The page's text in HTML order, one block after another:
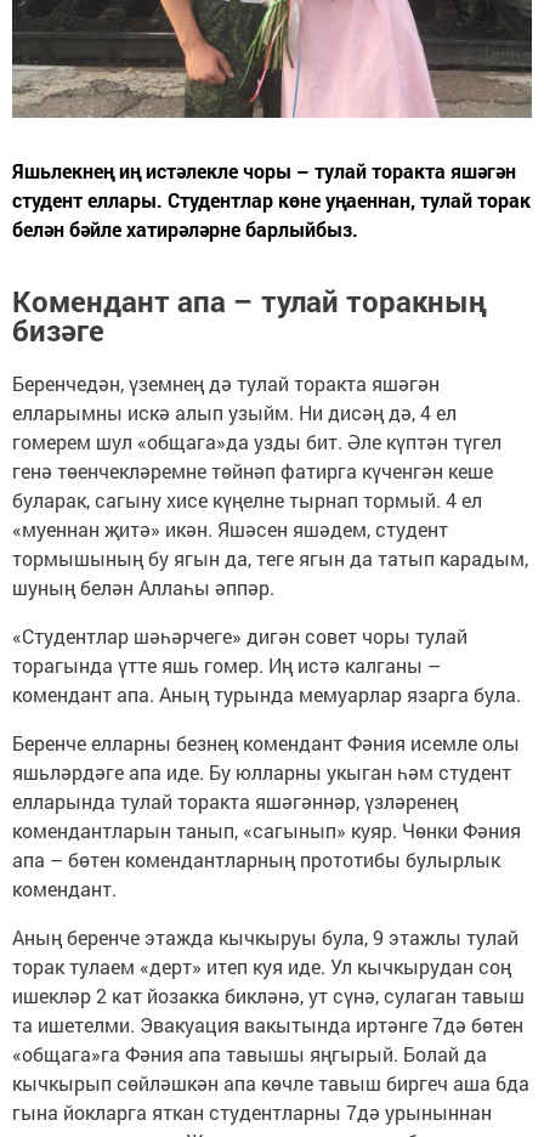
Яшьлекнең иң истәлекле чоры – тулай торакта яшәгән
студент еллары. Студентлар көне уңаеннан, тулай торак
белән бәйле хатирәләрне барлыйбыз.
Комендант апа – тулай торакның
бизәге
Беренчедән, үземнең дә тулай торакта яшәгән
елларымны искә алып узыйм. Ни дисәң дә, 4 ел
гомерем шул «общага»да узды бит. Әле күптән түгел
генә төенчекләремне төйнәп фатирга күченгән кеше
буларак, сагыну хисе күңелне тырнап тормый. 4 ел
«муеннан җитә» икән. Яшәсен яшәдем, студент
тормышының бу ягын да, теге ягын да татып карадым,
шуның белән Аллаһы әппәр.
«Студентлар шәһәрчеге» дигән совет чоры тулай
торагында үтте яшь гомер. Иң истә калганы –
комендант апа. Аның турында мемуарлар язарга була.
Беренче елларны безнең комендант Фәния исемле олы
яшьләрдәге апа иде. Бу юлларны укыган һәм студент
елларында тулай торакта яшәгәннәр, үзләренең
комендантларын танып, «сагынып» куяр. Чөнки Фәния
апа – бөтен комендантларның прототибы булырлык
комендант.
Аның беренче этажда кычкыруы була, 9 этажлы тулай
торак тулаем «дерт» итеп куя иде. Ул кычкырудан соң
ишекләр 2 кат йозакка бикләнә, ут сүнә, сулаган тавыш
та ишетелми. Эвакуация вакытында иртәнге 7дә бөтен
«общага»га Фәния апа тавышы яңгырый. Болай да
кычкырып сөйләшкән апа көчле тавыш биргеч аша 6да
гына йокларга яткан студентларны 7дә урыныннан